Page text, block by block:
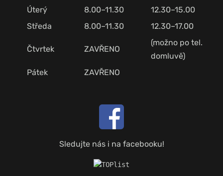
Úterý
8.00–11.30
12.30–15.00
Středa
8.00–11.30 12.30–17.00
Čtvrtek ZAVŘENO
(možno po tel.
domluvě)
Pátek
ZAVŘENO
Sledujte nás i na facebooku!